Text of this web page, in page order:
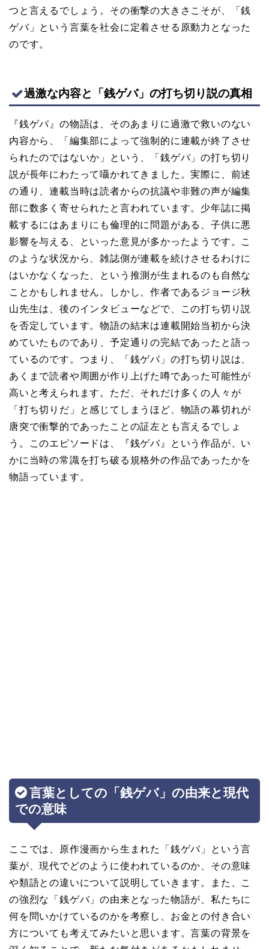
つと言えるでしょう。その衝撃の大きさこそが、「銭
ゲバ」という言葉を社会に定着させる原動力となった
のです。
過激な内容と「銭ゲバ」の打ち切り説の真相
『銭ゲバ』の物語は、そのあまりに過激で救いのない
内容から、「編集部によって強制的に連載が終了させ
られたのではないか」という、「銭ゲバ」の打ち切り
説が長年にわたって囁かれてきました。実際に、前述
の通り、連載当時は読者からの抗議や非難の声が編集
部に数多く寄せられたと言われています。少年誌に掲
載するにはあまりにも倫理的に問題がある、子供に悪
影響を与える、といった意見が多かったようです。こ
のような状況から、雑誌側が連載を続けさせるわけに
はいかなくなった、という推測が生まれるのも自然な
ことかもしれません。しかし、作者であるジョージ秋
山先生は、後のインタビューなどで、この打ち切り説
を否定しています。物語の結末は連載開始当初から決
めていたものであり、予定通りの完結であったと語っ
ているのです。つまり、「銭ゲバ」の打ち切り説は、
あくまで読者や周囲が作り上げた噂であった可能性が
高いと考えられます。ただ、それだけ多くの人々が
「打ち切りだ」と感じてしまうほど、物語の幕切れが
唐突で衝撃的であったことの証左とも言えるでしょ
う。このエピソードは、『銭ゲバ』という作品が、い
かに当時の常識を打ち破る規格外の作品であったかを
物語っています。
言葉としての「銭ゲバ」の由来と現代
での意味
ここでは、原作漫画から生まれた「銭ゲバ」という言
葉が、現代でどのように使われているのか、その意味
や類語との違いについて説明していきます。また、こ
の強烈な「銭ゲバ」の由来となった物語が、私たちに
何を問いかけているのかを考察し、お金との付き合い
方についても考えてみたいと思います。言葉の背景を